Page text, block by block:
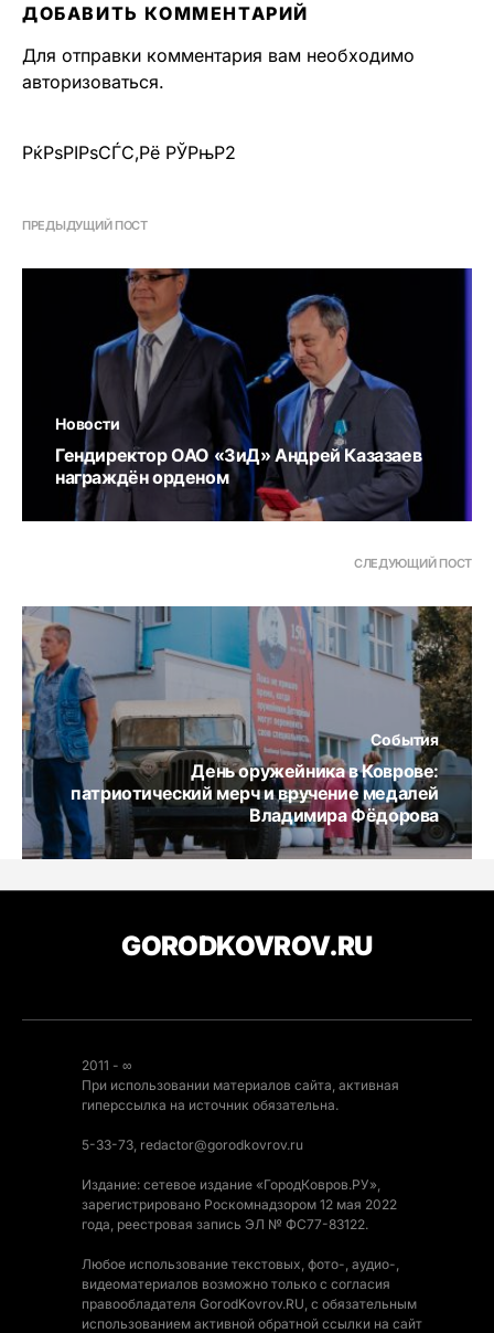
ДОБАВИТЬ КОММЕНТАРИЙ
Для отправки комментария вам необходимо
авторизоваться.
РќРѕРІРѕСЃС‚Рё РЎРњР2
ПРЕДЫДУЩИЙ ПОСТ
Новости
Гендиректор ОАО «ЗиД» Андрей Казазаев
награждён орденом
СЛЕДУЮЩИЙ ПОСТ
События
День оружейника в Коврове:
патриотический мерч и вручение медалей
Владимира Фёдорова
GORODKOVROV.RU
2011 - ∞
При использовании материалов сайта, активная
гиперссылка на источник обязательна.
5-33-73, redactor@gorodkovrov.ru
Издание: сетевое издание «ГородКовров.РУ»,
зарегистрировано Роскомнадзором 12 мая 2022
года, реестровая запись ЭЛ № ФС77-83122.
Любое использование текстовых, фото-, аудио-,
видеоматериалов возможно только с согласия
правообладателя GorodKovrov.RU, с обязательным
использованием активной обратной ссылки на сайт